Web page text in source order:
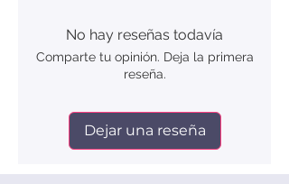
No hay reseñas todavía
Comparte tu opinión. Deja la primera
reseña.
Dejar una reseña